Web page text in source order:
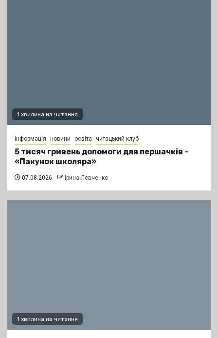
1 хвилина на читання
інформація новини освіта читацький клуб
5 тисяч гривень допомоги для першачків –
«Пакунок школяра»
07.08.2026 Ірина Левченко
1 хвилина на читання